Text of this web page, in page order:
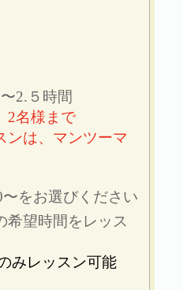
2.５時間
2名様まで
ンは、マンツーマ
をお選びください
希望時間をレッス
みレッスン可能